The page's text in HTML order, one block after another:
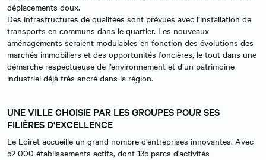
déplacements doux.
Des infrastructures de qualitées sont prévues avec l’installation de
transports en communs dans le quartier. Les nouveaux
aménagements seraient modulables en fonction des évolutions des
marchés immobiliers et des opportunités foncières, le tout dans une
démarche respectueuse de l’environnement et d’un patrimoine
industriel déjà très ancré dans la région.
UNE VILLE CHOISIE PAR LES GROUPES POUR SES
FILIÈRES D'EXCELLENCE
Le Loiret accueille un grand nombre d’entreprises innovantes. Avec
52 000 établissements actifs, dont 135 parcs d'activités